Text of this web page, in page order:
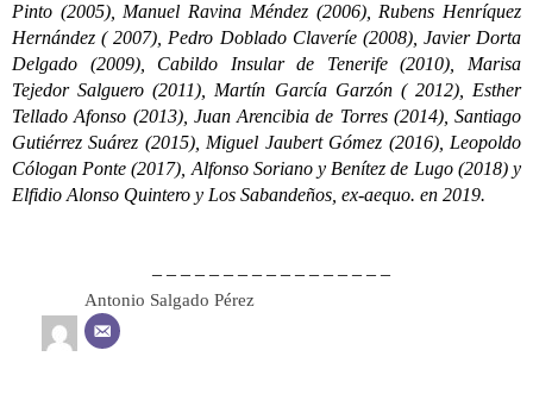
Pinto (2005), Manuel Ravina Méndez (2006), Rubens Henríquez
Hernández ( 2007), Pedro Doblado Claveríe (2008), Javier Dorta
Delgado (2009), Cabildo Insular de Tenerife (2010), Marisa
Tejedor Salguero (2011), Martín García Garzón ( 2012), Esther
Tellado Afonso (2013), Juan Arencibia de Torres (2014), Santiago
Gutiérrez Suárez (2015), Miguel Jaubert Gómez (2016), Leopoldo
Cólogan Ponte (2017), Alfonso Soriano y Benítez de Lugo (2018) y
Elfidio Alonso Quintero y Los Sabandeños, ex-aequo. en 2019.
– – – – – – – – – – – – – – – – –
Antonio Salgado Pérez